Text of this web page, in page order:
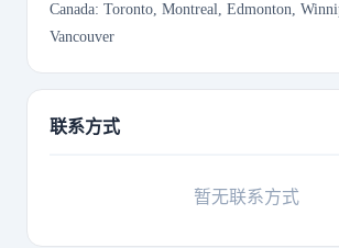
Canada: Toronto, Montreal, Edmonton,
Vancouver
联系方式
暂无联系方式